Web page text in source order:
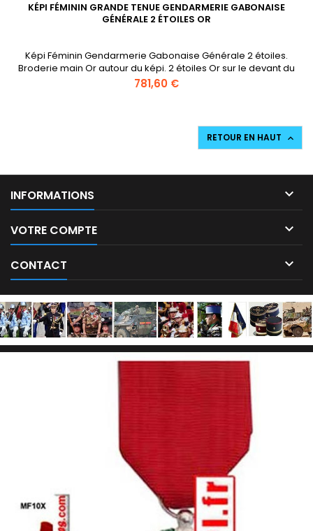
KÉPI FÉMININ GRANDE TENUE GENDARMERIE GABONAISE
GÉNÉRALE 2 ÉTOILES OR
Képi Féminin Gendarmerie Gabonaise Générale 2 étoiles.
Broderie main Or autour du képi. 2 étoiles Or sur le devant du
képi. Jugulaire brodée main.
Prix
781,60 €
RETOUR EN HAUT 
INFORMATIONS 
VOTRE COMPTE 
CONTACT 